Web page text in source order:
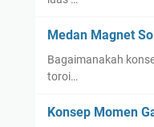
Medan Magnet
Bagaimanakah
toroi…
Konsep Momen